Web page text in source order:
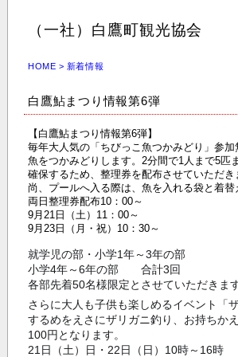
（一社）白鷹町観光協会
HOME > 新着情報
白鷹鮎まつり情報第6弾
【白鷹鮎まつり情報第6弾】
毎年大人気の「ちびっこ魚つかみどり」参
魚をつかみどりします。2分間で1人まで5匹
確保するため、整理券を配布させていただき
尚、プールへ入る際は、魚を入れる袋と着替
両日整理券配布10：00～
9月21日（土）11：00～
9月23日（月・祝）10：30～
就学児の部・小学1年～3年の部
小学4年～6年の部 合計3回
各部先着50名様限定とさせていただきます
さらに大人も子供も楽しめるイベント「
するめをえさにザリガニ釣り、お持ちか
100円となります。
21日（土）日・22日（日）10時～16時